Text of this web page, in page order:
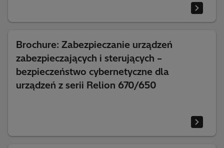
Brochure: Zabezpieczanie urządzeń
zabezpieczających i sterujących –
bezpieczeństwo cybernetyczne dla
urządzeń z serii Relion 670/650